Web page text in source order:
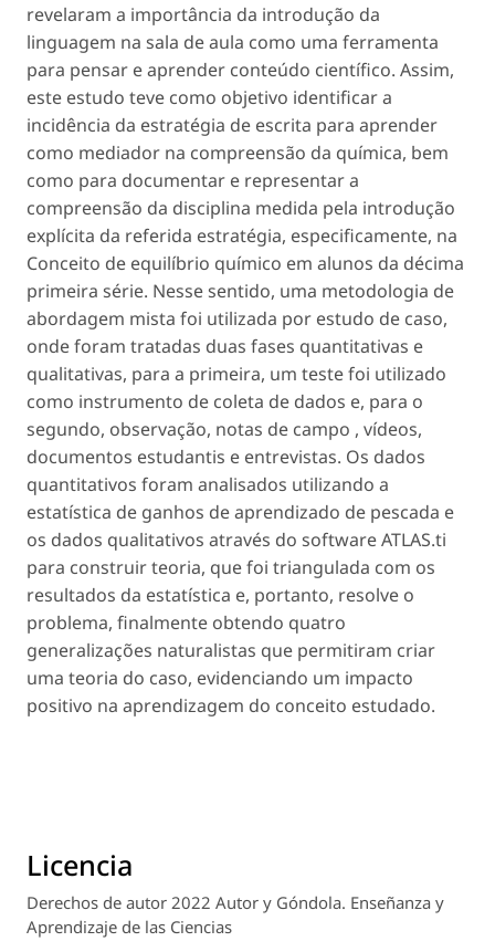
revelaram a importância da introdução da
linguagem na sala de aula como uma ferramenta
para pensar e aprender conteúdo científico. Assim,
este estudo teve como objetivo identificar a
incidência da estratégia de escrita para aprender
como mediador na compreensão da química, bem
como para documentar e representar a
compreensão da disciplina medida pela introdução
explícita da referida estratégia, especificamente, na
Conceito de equilíbrio químico em alunos da décima
primeira série. Nesse sentido, uma metodologia de
abordagem mista foi utilizada por estudo de caso,
onde foram tratadas duas fases quantitativas e
qualitativas, para a primeira, um teste foi utilizado
como instrumento de coleta de dados e, para o
segundo, observação, notas de campo , vídeos,
documentos estudantis e entrevistas. Os dados
quantitativos foram analisados ​​utilizando a
estatística de ganhos de aprendizado de pescada e
os dados qualitativos através do software ATLAS.ti
para construir teoria, que foi triangulada com os
resultados da estatística e, portanto, resolve o
problema, finalmente obtendo quatro
generalizações naturalistas que permitiram criar
uma teoria do caso, evidenciando um impacto
positivo na aprendizagem do conceito estudado.
Licencia
Derechos de autor 2022 Autor y Góndola. Enseñanza y
Aprendizaje de las Ciencias